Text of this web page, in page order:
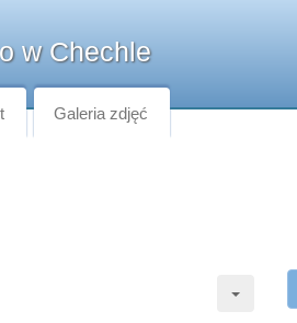
w Chechle
Galeria zdjęć